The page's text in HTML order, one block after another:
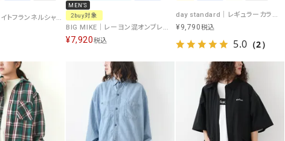
BIG MIKE｜ライトフランネルシャツ [[102615101]][D]
MEN'S
2buy対象
BIG MIKE｜レーヨン混オンブレスリットシャツ [[102625531]][D]
¥7,920税込
day standard｜レギュラーカラーデニムシャツ [[day-018]][D]
¥9,790税込
5.0 （2）